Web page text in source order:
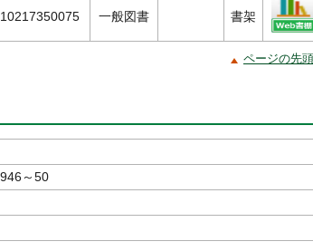
10217350075 一般図書 書架
ページの先
～50